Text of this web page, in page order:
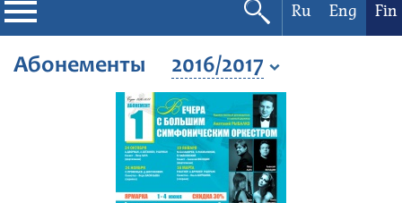
Filharmonia
Konserttikalenteri
Ru Eng Fin
Абонементы 2016/2017